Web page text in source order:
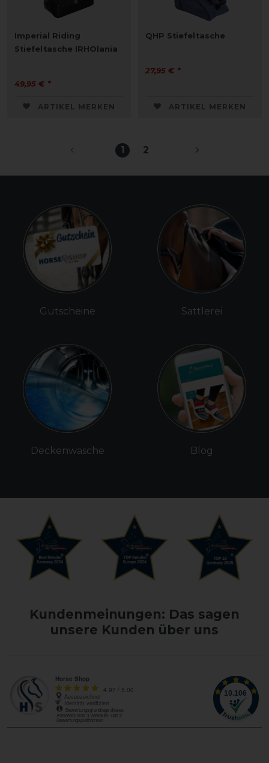
Imperial Riding
Stiefeltasche IRHOlania
49,95 € *
ARTIKEL MERKEN
QHP Stiefeltasche
27,95 € *
ARTIKEL MERKEN
1 2
Gutscheine
Deckenwäsche
Sattlerei
Blog
Kundenmeinungen: Das sagen
unsere Kunden über uns